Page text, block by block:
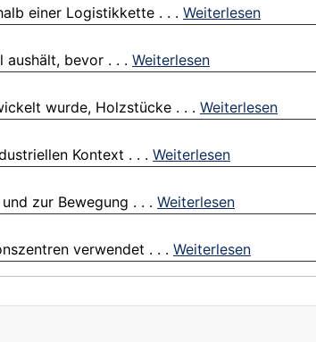
einer Logistikkette . . . Weiterlesen
aushält, bevor . . . Weiterlesen
wurde, Holzstücke . . . Weiterlesen
Kontext . . . Weiterlesen
zur Bewegung . . . Weiterlesen
verwendet . . . Weiterlesen